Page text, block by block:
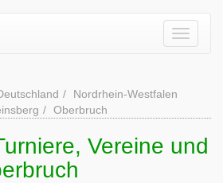
Nordrhein-Westfalen
Oberbruch
Vereine und